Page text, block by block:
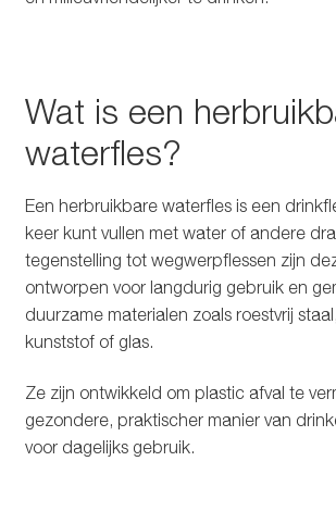
Waterfles bedrukken
Reviews waterflessenwinkel.nl
Contact Waterflessenwinkel.nl
Wat is een
waterfles?
Een herbruikbare waterfles is een
keer kunt vullen met water of andere
tegenstelling tot wegwerpflessen zijn
ontworpen voor langdurig gebruik en
duurzame materialen zoals roestvrij
kunststof of glas.
Ze zijn ontwikkeld om plastic afval te
gezondere, praktischer manier van
voor dagelijks gebruik.